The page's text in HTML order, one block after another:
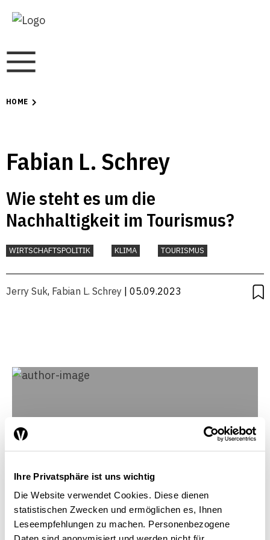
Ihre Privatsphäre ist uns wichtig
Die Website verwendet Cookies. Diese dienen
statistischen Zwecken und ermöglichen es, Ihnen
Leseempfehlungen zu machen. Personenbezogene
HOME
Fabian L. Schrey
Wie steht es um die
Nachhaltigkeit im Tourismus?
WIRTSCHAFTSPOLITIK KLIMA TOURISMUS
Jerry Suk, Fabian L. Schrey | 05.09.2023